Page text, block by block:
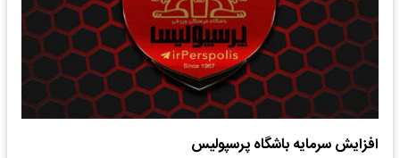
افزایش سرمایه باشگاه پرسپولیس